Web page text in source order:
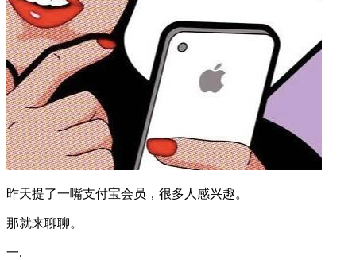
昨天提了一嘴支付宝会员，很多人感兴趣。
那就来聊聊。
一.